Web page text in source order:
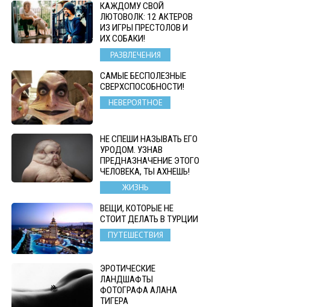
КАЖДОМУ СВОЙ
ЛЮТОВОЛК: 12 АКТЕРОВ
ИЗ ИГРЫ ПРЕСТОЛОВ И
ИХ СОБАКИ!
РАЗВЛЕЧЕНИЯ
САМЫЕ БЕСПОЛЕЗНЫЕ
СВЕРХСПОСОБНОСТИ!
НЕВЕРОЯТНОЕ
НЕ СПЕШИ НАЗЫВАТЬ ЕГО
УРОДОМ. УЗНАВ
ПРЕДНАЗНАЧЕНИЕ ЭТОГО
ЧЕЛОВЕКА, ТЫ АХНЕШЬ!
ЖИЗНЬ
ВЕЩИ, КОТОРЫЕ НЕ
СТОИТ ДЕЛАТЬ В ТУРЦИИ
ПУТЕШЕСТВИЯ
ЭРОТИЧЕСКИЕ
ЛАНДШАФТЫ
ФОТОГРАФА АЛАНА
ТИГЕРА